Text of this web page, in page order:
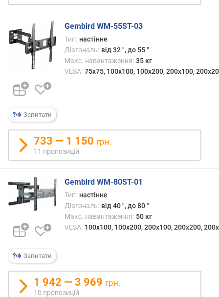
о
д
о
д
а
н
я
а
ь
к
і
т
ю
р
о
Запитати
Gembird WM-55ST-03
Тип: настінне
Діагональ: від 32 ", до 55 "
Макс. навантаження: 35 кг
VESA: 75x75, 100x100, 100x200, 200x100,
733 — 1 150 грн.
11 пропозицій
Запитати
Gembird WM-80ST-01
Тип: настінне
Діагональ: від 40 ", до 80 "
Макс. навантаження: 50 кг
VESA: 100x100, 100x200, 200x100, 200x200,
1 942 — 3 969 грн.
10 пропозицій